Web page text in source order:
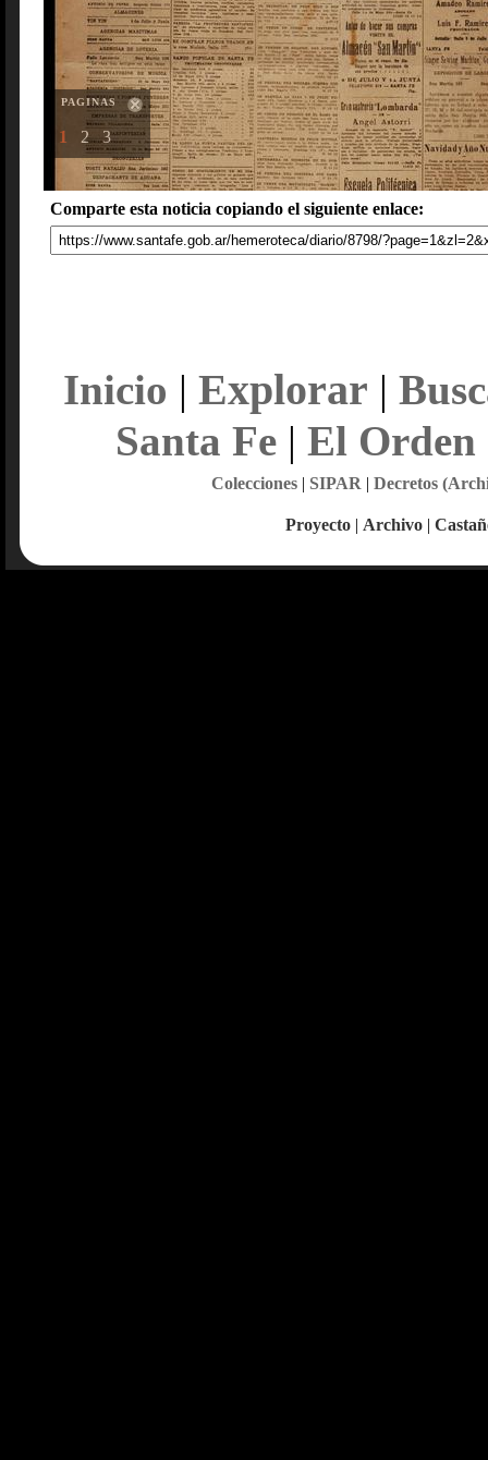
PAGINAS
1 2 3
Comparte esta noticia copiando el siguiente enlace:
Inicio | Explorar |
Santa Fe| El Orden
Colecciones| SIPAR | Decretos
Proyecto | Archivo |